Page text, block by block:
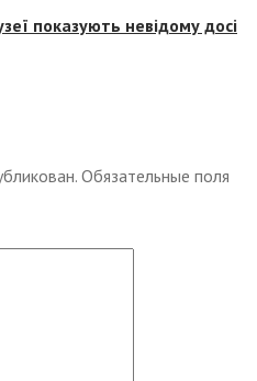
показують невідому досі
Обязательные поля